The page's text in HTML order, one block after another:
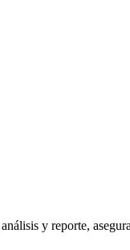
y reporte,